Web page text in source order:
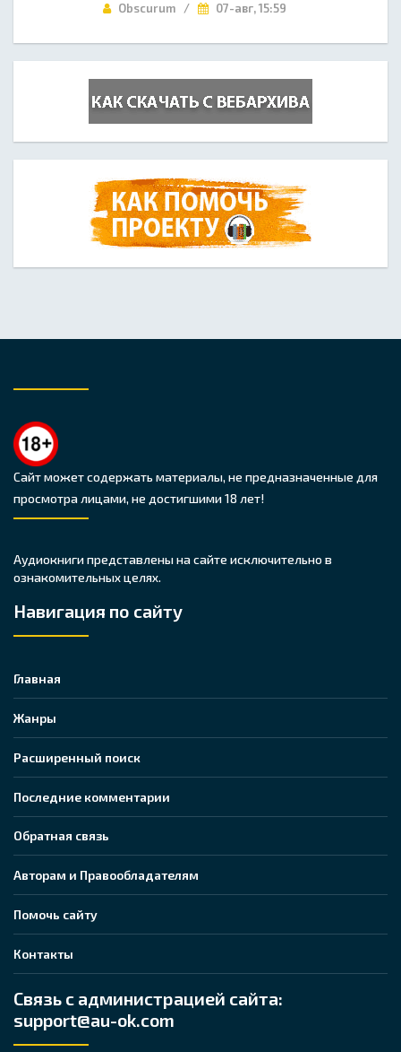
Obscurum / 07-авг, 15:59
Сайт может содержать материалы, не предназначенные для
просмотра лицами, не достигшими 18 лет!
Аудиокниги представлены на сайте исключительно в
ознакомительных целях.
Навигация по сайту
Главная
Жанры
Расширенный поиск
Последние комментарии
Обратная связь
Авторам и Правообладателям
Помочь сайту
Контакты
Связь с администрацией сайта:
support@au-ok.com